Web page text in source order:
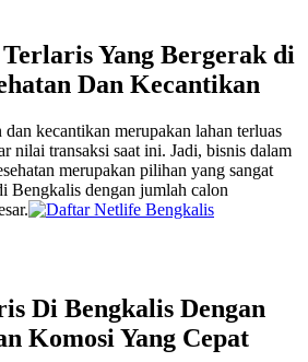
Yang Bergerak di
Dan Kecantikan
kecantikan merupakan lahan terluas
nilai transaksi saat ini. Jadi, bisnis dalam
merupakan pilihan yang sangat
Bengkalis dengan jumlah calon
Di Bengkalis Dengan
Komosi Yang Cepat